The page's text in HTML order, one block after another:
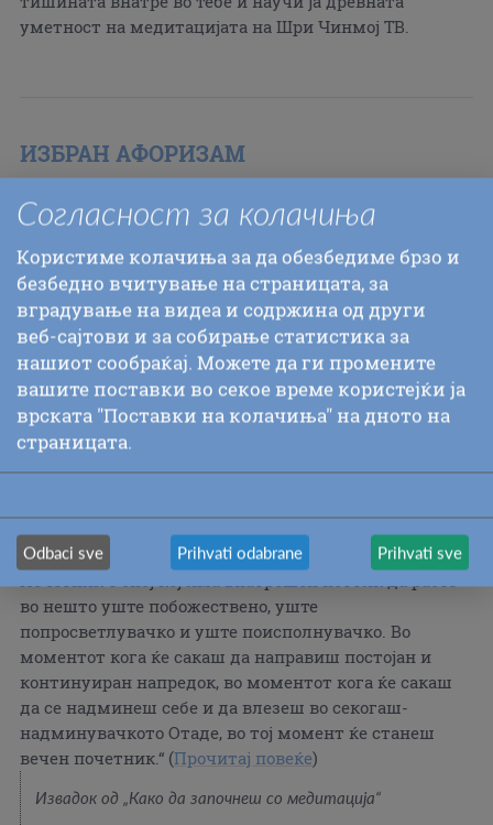
уметност на медитацијата на Шри Чинмој ТВ.
ИЗБРАН АФОРИЗАМ
Мојата крајна цел е моќта на љубовта
да ја замени љубовта за моќ
во секој поединец.
Мојата крајна цел е целиот свет
да чекори заедно во мир и единство.
–Шри Чинмој
Медитација
„Од духовна гледна точка, секој трагач е почетник.
Почетник е оној кој има внатрешен поттик да расте
во нешто уште побожествено, уште
попросветлувачко и уште поисполнувачко. Во
моментот кога ќе сакаш да направиш постојан и
континуиран напредок, во моментот кога ќе сакаш
да се надминеш себе и да влезеш во секогаш-
надминувачкото Отаде, во тој момент ќе станеш
вечен почетник.“ (Прочитај повеќе)
Извадок од „Како да започнеш со медитација“​
Согласност за колачиња
Користиме колачиња за да обезбедиме брзо и
безбедно вчитување на страницата, за
вградување на видеа и содржина од други
веб-сајтови и за собирање статистика за
нашиот сообраќај. Можете да ги промените
вашите поставки во секое време користејќи ја
врската "Поставки на колачиња" на дното на
страницата.
Odbaci sve Prihvati odabrane Prihvati sve